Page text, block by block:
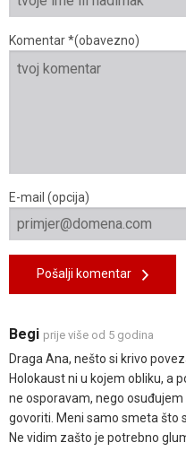
Komentar *(obavezno)
E-mail (opcija)
Pošalji komentar
Begi prije više od 5 godina
Draga Ana, nešto si krivo
Holokaust ni u kojem obliku, a
ne osporavam, nego
govoriti. Meni samo smeta što
Ne vidim zašto je potrebno